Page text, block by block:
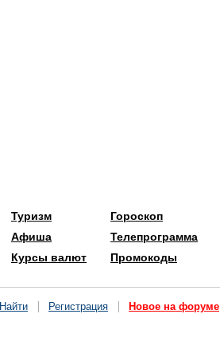
Туризм
Афиша
Курсы валют
Гороскоп
Телепрограмма
Промокоды
Найти Регистрация Новое на форуме